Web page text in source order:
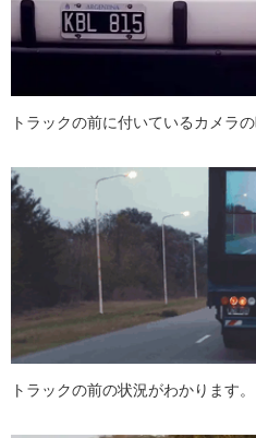
トラックの前に付いているカメラの
トラックの前の状況がわかります。